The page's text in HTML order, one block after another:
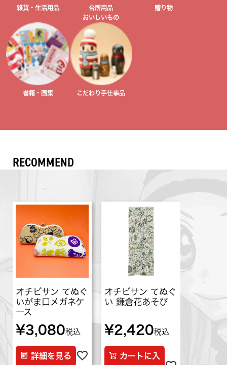
雑貨・生活用品
台所用品
おいしいもの
贈り物
書籍・画集 こだわり手仕事品
RECOMMEND
オチビサン てぬぐ
いがま口メガネケ
ース
¥3,080税込
詳細を見る
オチビサン てぬぐ
い 鎌倉花あそび
¥2,420税込
カートに入